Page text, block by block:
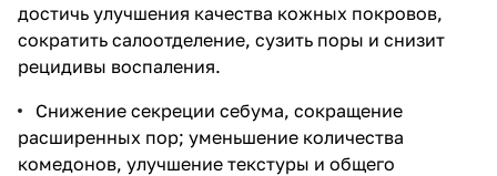
достичь улучшения качества кожных покровов,
сократить салоотделение, сузить поры и снизит
рецидивы воспаления.
Снижение секреции себума, сокращение
расширенных пор; уменьшение количества
комедонов, улучшение текстуры и общего